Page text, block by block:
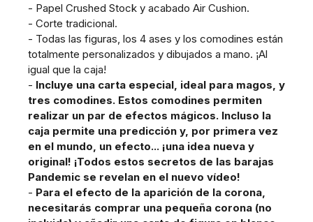
- Papel Crushed Stock y acabado Air Cushion.
- Corte tradicional.
- Todas las figuras, los 4 ases y los comodines están
totalmente personalizados y dibujados a mano. ¡Al
igual que la caja!
- Incluye una carta especial, ideal para magos, y
tres comodines. Estos comodines permiten
realizar un par de efectos mágicos. Incluso la
caja permite una predicción y, por primera vez
en el mundo, un efecto... ¡una idea nueva y
original! ¡Todos estos secretos de las barajas
Pandemic se revelan en el nuevo vídeo!
- Para el efecto de la aparición de la corona,
necesitarás comprar una pequeña corona (no